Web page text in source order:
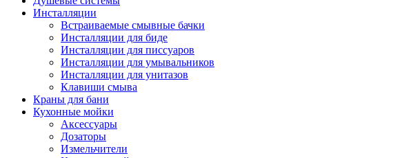
Инсталляции
Встраиваемые смывные бачки
Инсталляции для биде
Инсталляции для писсуаров
Инсталляции для умывальников
Инсталляции для унитазов
Клавиши смыва
Краны для бани
Кухонные мойки
Аксессуары
Дозаторы
Измельчители